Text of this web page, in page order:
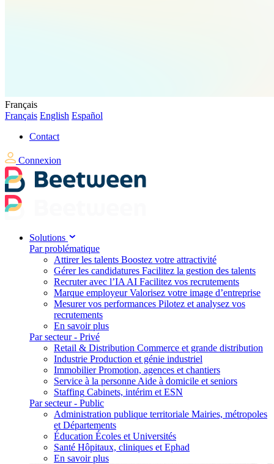
Français
Français English Español
Contact
Connexion
Solutions
Par problématique
Attirer les talents Boostez votre attractivité
Gérer les candidatures Facilitez la gestion des talents
Recruter avec l’IA AI Facilitez vos recrutements
Marque employeur Valorisez votre image d’entreprise
Mesurer vos performances Pilotez et analysez vos
recrutements
En savoir plus
Par secteur - Privé
Retail & Distribution Commerce et grande distribution
Industrie Production et génie industriel
Immobilier Promotion, agences et chantiers
Service à la personne Aide à domicile et seniors
Staffing Cabinets, intérim et ESN
Par secteur - Public
Administration publique territoriale Mairies, métropoles
et Départements
Éducation Écoles et Universités
Santé Hôpitaux, cliniques et Ephad
En savoir plus